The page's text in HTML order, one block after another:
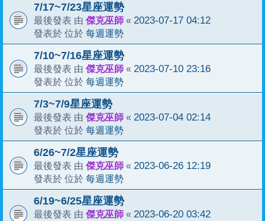
7/17~7/23星座運勢
最後發表 由 傑克巫師 « 2023-07-17 04:12
發表於 位於 每週運勢
7/10~7/16星座運勢
最後發表 由 傑克巫師 « 2023-07-10 23:16
發表於 位於 每週運勢
7/3~7/9星座運勢
最後發表 由 傑克巫師 « 2023-07-04 02:14
發表於 位於 每週運勢
6/26~7/2星座運勢
最後發表 由 傑克巫師 « 2023-06-26 12:19
發表於 位於 每週運勢
6/19~6/25星座運勢
最後發表 由 傑克巫師 « 2023-06-20 03:42